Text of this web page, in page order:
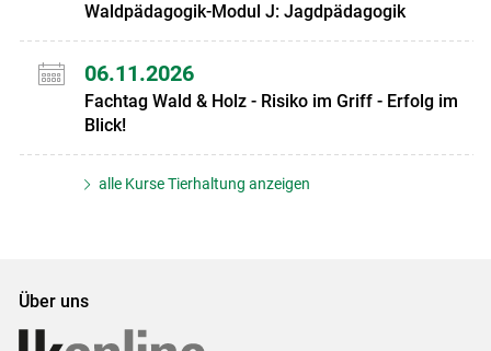
Waldpädagogik-Modul J: Jagdpädagogik
06.11.2026
Fachtag Wald & Holz - Risiko im Griff - Erfolg im
Blick!
alle Kurse Tierhaltung anzeigen
Über uns